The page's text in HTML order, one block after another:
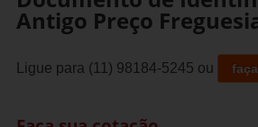
Antigo Preço
Ligue para (11) 98184-5245 ou